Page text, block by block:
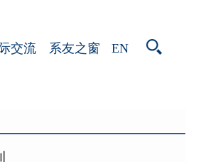
交流 系友之窗 EN